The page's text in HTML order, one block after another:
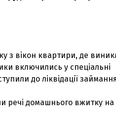
з вікон квартири, де
включились у спеціальні
до ліквідації
речі домашнього вжитку на